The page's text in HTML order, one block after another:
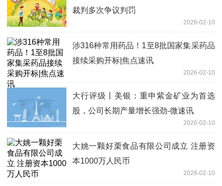
裁判多次争议判罚
2026-02-10
涉316种常用药品！1至8批国家集采药品
接续采购开标|焦点速讯
2026-02-10
大行评级丨美银：重申紫金矿业为首选
股，公司长期产量增长强劲-微速讯
2026-02-10
大姚一颗好栗食品有限公司成立 注册资
本1000万人民币
2026-02-10